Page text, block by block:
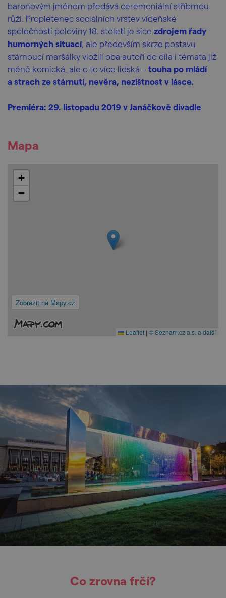
baronovým jménem předává ceremoniální stříbrnou
růži. Propletenec sociálních vrstev vídeňské
společnosti poloviny 18. století je sice zdrojem řady
humorných situ­ací, ale především skrze postavu
stárnoucí maršálky vložili oba autoři do díla i témata již
méně komická, ale o to více lidská – touha po mládí
a strach ze stárnutí, nevěra, nezištnost v lásce.
Premiéra: 29. listopadu 2019 v Janáčkově divadle
Mapa
Zobrazit na Mapy.cz
+
−
Leaflet | © Seznam.cz a.s. a další
Co zrovna frčí?